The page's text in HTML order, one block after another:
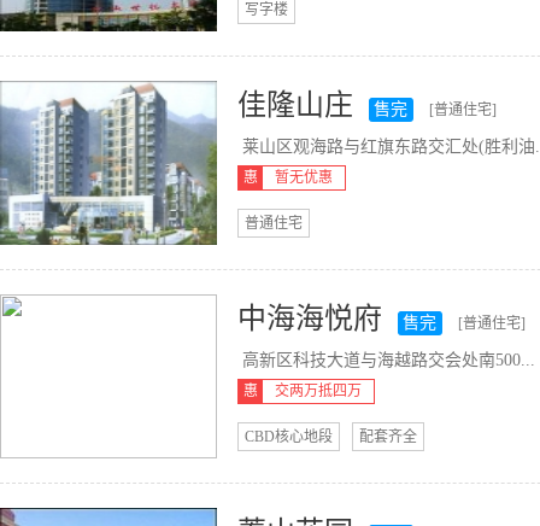
写字楼
佳隆山庄 售完 [普通住宅]
莱山区观海路与红旗东路交汇处(胜利油
惠 暂无优惠
普通住宅
中海海悦府 售完 [普通住宅]
高新区科技大道与海越路交会处南500...
惠 交两万抵四万
CBD核心地段 配套齐全